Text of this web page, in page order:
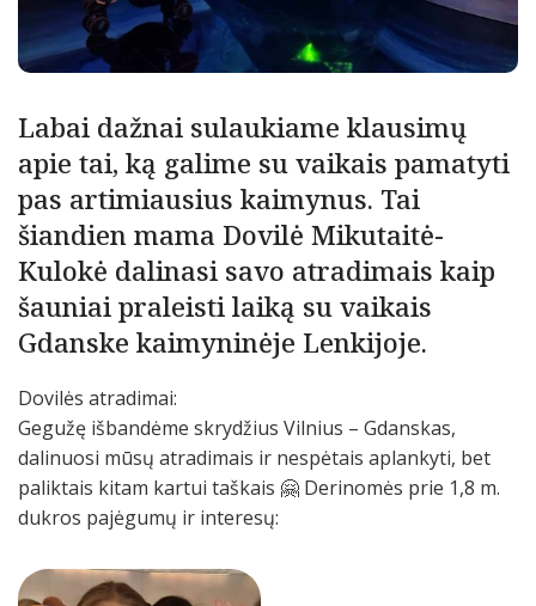
Labai dažnai sulaukiame klausimų
apie tai, ką galime su vaikais pamatyti
pas artimiausius kaimynus. Tai
šiandien mama Dovilė Mikutaitė-
Kulokė dalinasi savo atradimais kaip
šauniai praleisti laiką su vaikais
Gdanske kaimyninėje Lenkijoje.
Dovilės atradimai:
Gegužę išbandėme skrydžius Vilnius – Gdanskas,
dalinuosi mūsų atradimais ir nespėtais aplankyti, bet
paliktais kitam kartui taškais 🤗 Derinomės prie 1,8 m.
dukros pajėgumų ir interesų: